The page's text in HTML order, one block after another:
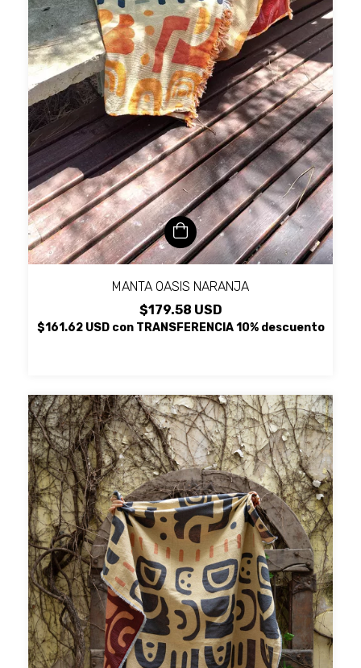
MANTA OASIS NARANJA
$179.58 USD
$161.62 USD con TRANSFERENCIA 10% descuento